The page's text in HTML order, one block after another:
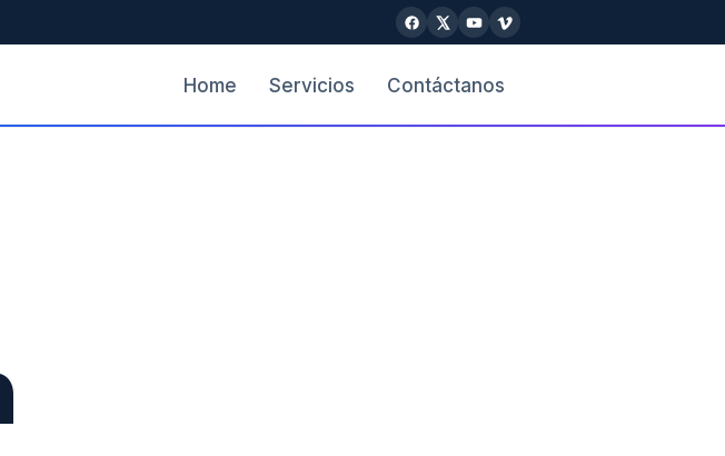
Home Servicios Contáctanos